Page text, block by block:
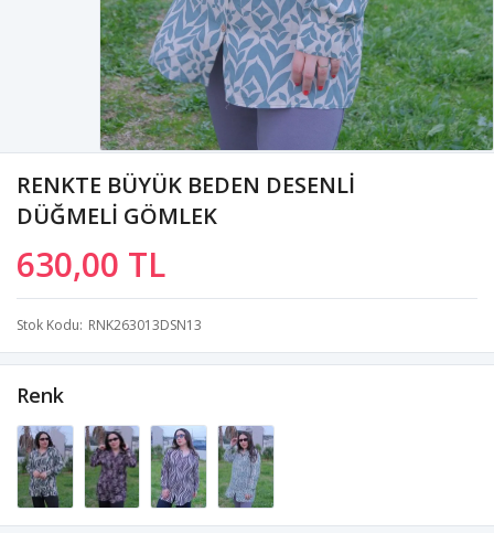
RENKTE BÜYÜK BEDEN DESENLİ
DÜĞMELİ GÖMLEK
630,00 TL
Stok Kodu RNK263013DSN13
Renk